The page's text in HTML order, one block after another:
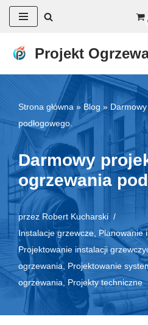
do
Projekt
Strona główna » Blog »
podłogowego.
Darmowy
ogrzewania
przez Robert Kucharski
Instalacje grzewcze Planowanie
Projektowanie instalacji
ogrzewania, Projektowanie
ogrzewania, Projekty techniczne